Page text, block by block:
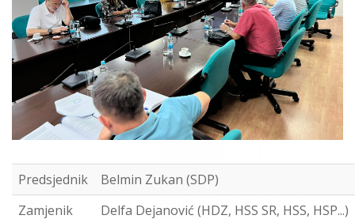
Predsjednik
Belmin Zukan (SDP)
Zamjenik
Delfa Dejanović (HDZ, HSS SR, HSS, HSP...)